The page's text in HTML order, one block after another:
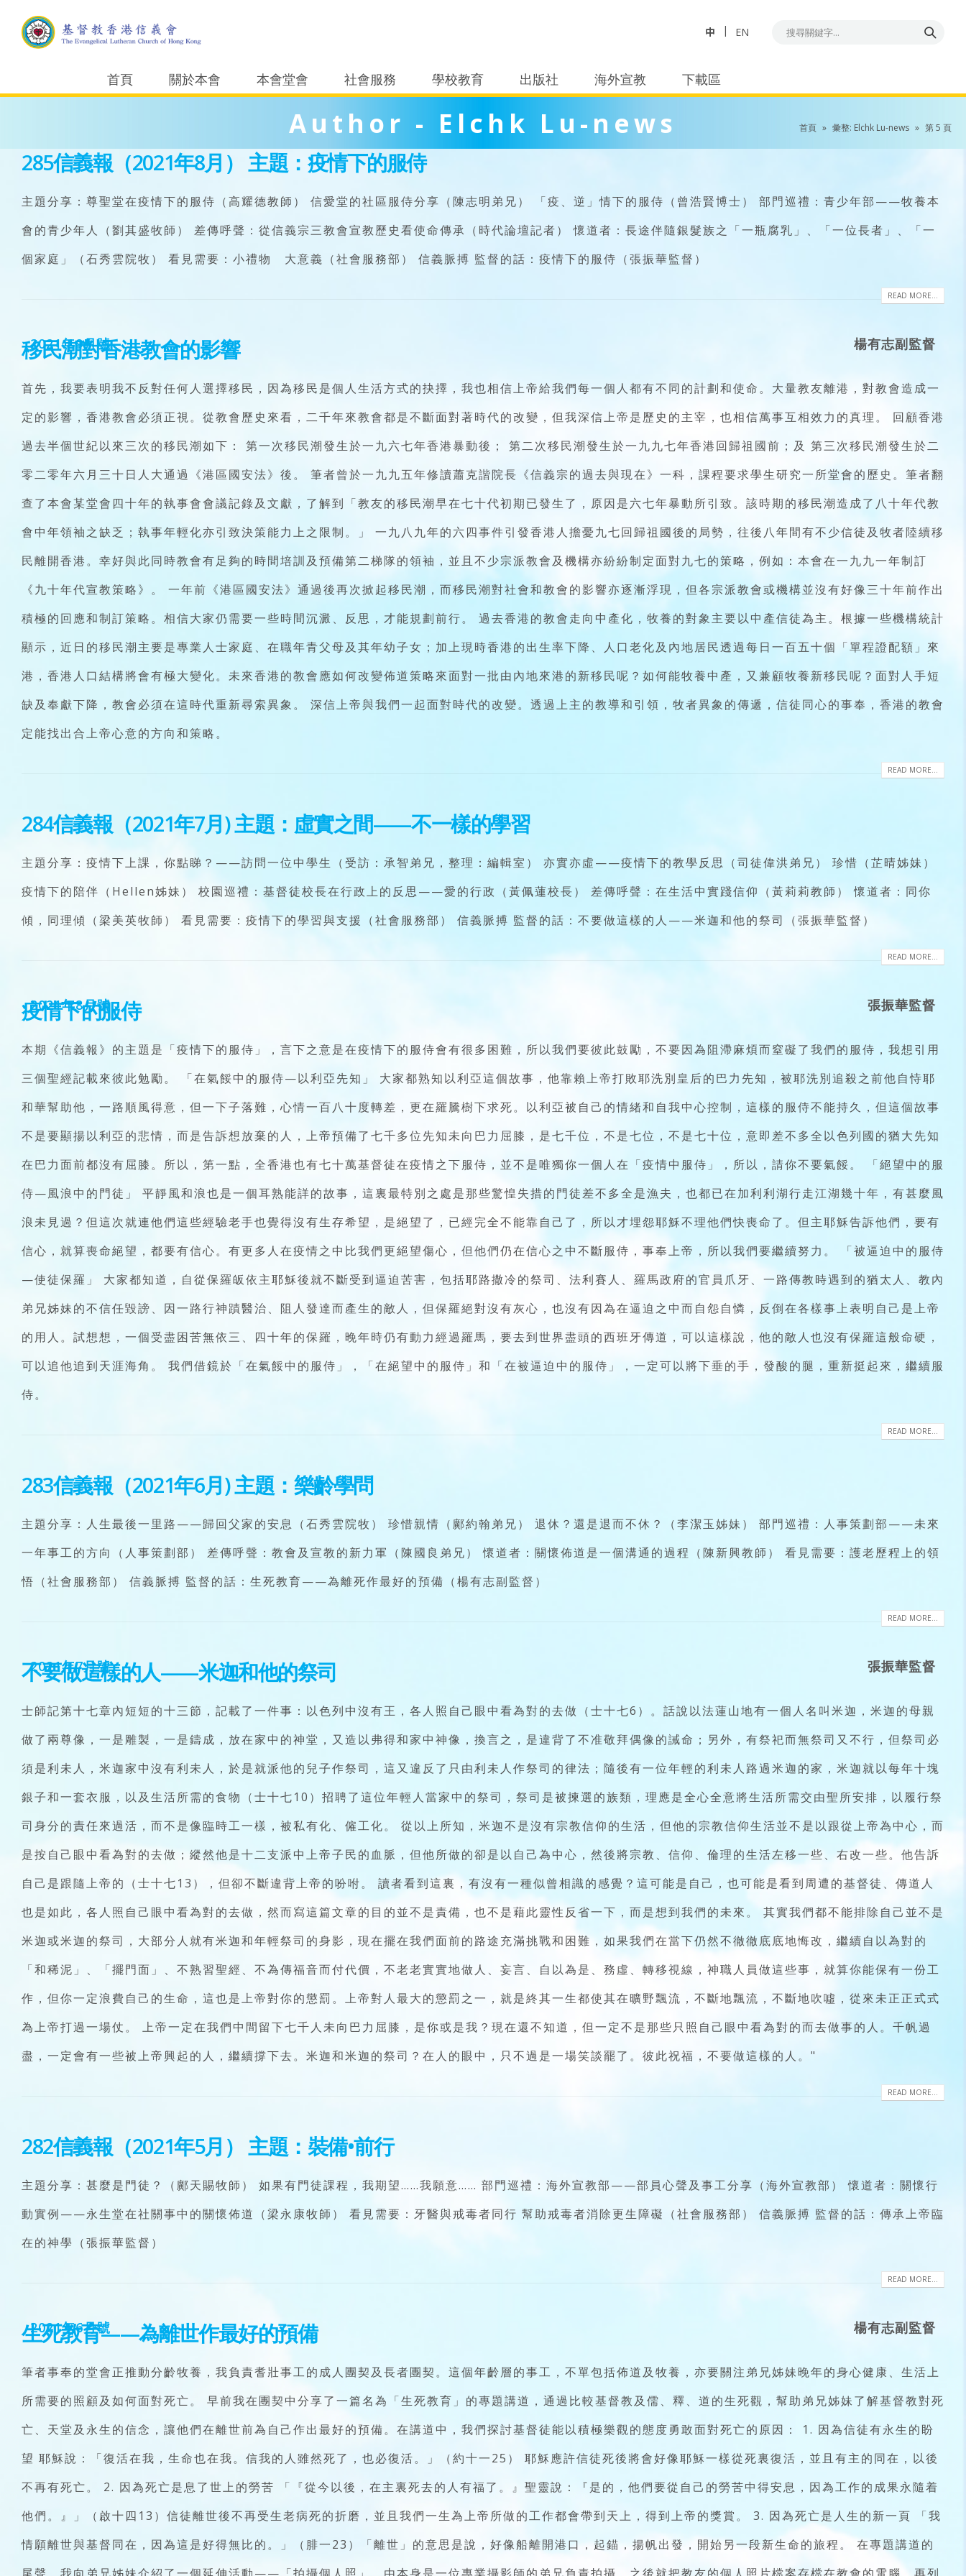
中 EN
首頁 關於本會 本會堂會 社會服務 學校教育 出版社 海外宣教 下載區
Author - Elchk Lu-news 首頁 » 彙整: Elchk Lu-news » 第 5 頁
285信義報（2021年8月） 主題：疫情下的服侍
主題分享：尊聖堂在疫情下的服侍（高耀德教師） 信愛堂的社區服侍分享（陳志明弟兄） 「疫、逆」情下的服侍（曾浩賢博士） 部門巡禮：青少年部——牧養本
會的青少年人（劉其盛牧師） 差傳呼聲：從信義宗三教會宣教歷史看使命傳承（時代論壇記者） 懷道者：長途伴隨銀髮族之「一瓶腐乳」、「一位長者」、「一
個家庭」（石秀雲院牧） 看見需要：小禮物 大意義（社會服務部） 信義脈搏 監督的話：疫情下的服侍（張振華監督）
READ MORE...
2021年9月號
移民潮對香港教會的影響 楊有志副監督
首先，我要表明我不反對任何人選擇移民，因為移民是個人生活方式的抉擇，我也相信上帝給我們每一個人都有不同的計劃和使命。大量教友離港，對教會造成一
定的影響，香港教會必須正視。從教會歷史來看，二千年來教會都是不斷面對著時代的改變，但我深信上帝是歷史的主宰，也相信萬事互相效力的真理。 回顧香港
過去半個世紀以來三次的移民潮如下： 第一次移民潮發生於一九六七年香港暴動後； 第二次移民潮發生於一九九七年香港回歸祖國前；及 第三次移民潮發生於二
零二零年六月三十日人大通過《港區國安法》後。 筆者曾於一九九五年修讀蕭克諧院長《信義宗的過去與現在》一科，課程要求學生研究一所堂會的歷史。筆者翻
查了本會某堂會四十年的執事會會議記錄及文獻，了解到「教友的移民潮早在七十代初期已發生了，原因是六七年暴動所引致。該時期的移民潮造成了八十年代教
會中年領袖之缺乏；執事年輕化亦引致決策能力上之限制。」 一九八九年的六四事件引發香港人擔憂九七回歸祖國後的局勢，往後八年間有不少信徒及牧者陸續移
民離開香港。幸好與此同時教會有足夠的時間培訓及預備第二梯隊的領袖，並且不少宗派教會及機構亦紛紛制定面對九七的策略，例如：本會在一九九一年制訂
《九十年代宣教策略》。 一年前《港區國安法》通過後再次掀起移民潮，而移民潮對社會和教會的影響亦逐漸浮現，但各宗派教會或機構並沒有好像三十年前作出
積極的回應和制訂策略。相信大家仍需要一些時間沉澱、反思，才能規劃前行。 過去香港的教會走向中產化，牧養的對象主要以中產信徒為主。根據一些機構統計
顯示，近日的移民潮主要是專業人士家庭、在職年青父母及其年幼子女；加上現時香港的出生率下降、人口老化及內地居民透過每日一百五十個「單程證配額」來
港，香港人口結構將會有極大變化。未來香港的教會應如何改變佈道策略來面對一批由內地來港的新移民呢？如何能牧養中產，又兼顧牧養新移民呢？面對人手短
缺及奉獻下降，教會必須在這時代重新尋索異象。 深信上帝與我們一起面對時代的改變。透過上主的教導和引領，牧者異象的傳遞，信徒同心的事奉，香港的教會
定能找出合上帝心意的方向和策略。
READ MORE...
284信義報（2021年7月)主題：虛實之間——不一樣的學習
主題分享：疫情下上課，你點睇？——訪問一位中學生（受訪：承智弟兄，整理：編輯室） 亦實亦虛——疫情下的教學反思（司徒偉洪弟兄） 珍惜（芷晴姊妹）
疫情下的陪伴（Hellen姊妹） 校園巡禮：基督徒校長在行政上的反思——愛的行政（黃佩蓮校長） 差傳呼聲：在生活中實踐信仰（黃莉莉教師） 懷道者：同你
傾，同理傾（梁美英牧師） 看見需要：疫情下的學習與支援（社會服務部） 信義脈搏 監督的話：不要做這樣的人——米迦和他的祭司（張振華監督）
READ MORE...
2021年8月號
疫情下的服侍 張振華監督
本期《信義報》的主題是「疫情下的服侍」，言下之意是在疫情下的服侍會有很多困難，所以我們要彼此鼓勵，不要因為阻滯麻煩而窒礙了我們的服侍，我想引用
三個聖經記載來彼此勉勵。 「在氣餒中的服侍—以利亞先知」 大家都熟知以利亞這個故事，他靠賴上帝打敗耶洗別皇后的巴力先知，被耶洗別追殺之前他自恃耶
和華幫助他，一路順風得意，但一下子落難，心情一百八十度轉差，更在羅騰樹下求死。以利亞被自己的情緒和自我中心控制，這樣的服侍不能持久，但這個故事
不是要顯揚以利亞的悲情，而是告訴想放棄的人，上帝預備了七千多位先知未向巴力屈膝，是七千位，不是七位，不是七十位，意即差不多全以色列國的猶大先知
在巴力面前都沒有屈膝。所以，第一點，全香港也有七十萬基督徒在疫情之下服侍，並不是唯獨你一個人在「疫情中服侍」，所以，請你不要氣餒。 「絕望中的服
侍—風浪中的門徒」 平靜風和浪也是一個耳熟能詳的故事，這裏最特別之處是那些驚惶失措的門徒差不多全是漁夫，也都已在加利利湖行走江湖幾十年，有甚麼風
浪未見過？但這次就連他們這些經驗老手也覺得沒有生存希望，是絕望了，已經完全不能靠自己了，所以才埋怨耶穌不理他們快喪命了。但主耶穌告訴他們，要有
信心，就算喪命絕望，都要有信心。有更多人在疫情之中比我們更絕望傷心，但他們仍在信心之中不斷服侍，事奉上帝，所以我們要繼續努力。 「被逼迫中的服侍
—使徒保羅」 大家都知道，自從保羅皈依主耶穌後就不斷受到逼迫苦害，包括耶路撒冷的祭司、法利賽人、羅馬政府的官員爪牙、一路傳教時遇到的猶太人、教內
弟兄姊妹的不信任毀謗、因一路行神蹟醫治、阻人發達而產生的敵人，但保羅絕對沒有灰心，也沒有因為在逼迫之中而自怨自憐，反倒在各樣事上表明自己是上帝
的用人。試想想，一個受盡困苦無依三、四十年的保羅，晚年時仍有動力經過羅馬，要去到世界盡頭的西班牙傳道，可以這樣說，他的敵人也沒有保羅這般命硬，
可以追他追到天涯海角。 我們借鏡於「在氣餒中的服侍」，「在絕望中的服侍」和「在被逼迫中的服侍」，一定可以將下垂的手，發酸的腿，重新挺起來，繼續服
侍。
READ MORE...
283信義報（2021年6月)主題：樂齡學問
主題分享：人生最後一里路——歸回父家的安息（石秀雲院牧） 珍惜親情（鄺約翰弟兄） 退休？還是退而不休？（李潔玉姊妹） 部門巡禮：人事策劃部——未來
一年事工的方向（人事策劃部） 差傳呼聲：教會及宣教的新力軍（陳國良弟兄） 懷道者：關懷佈道是一個溝通的過程（陳新興教師） 看見需要：護老歷程上的領
悟（社會服務部） 信義脈搏 監督的話：生死教育——為離死作最好的預備（楊有志副監督）
READ MORE...
2021年7月號
不要做這樣的人——米迦和他的祭司 張振華監督
士師記第十七章內短短的十三節，記載了一件事：以色列中沒有王，各人照自己眼中看為對的去做（士十七6）。話說以法蓮山地有一個人名叫米迦，米迦的母親
做了兩尊像，一是雕製，一是鑄成，放在家中的神堂，又造以弗得和家中神像，換言之，是違背了不准敬拜偶像的誡命；另外，有祭祀而無祭司又不行，但祭司必
須是利未人，米迦家中沒有利未人，於是就派他的兒子作祭司，這又違反了只由利未人作祭司的律法；隨後有一位年輕的利未人路過米迦的家，米迦就以每年十塊
銀子和一套衣服，以及生活所需的食物（士十七10）招聘了這位年輕人當家中的祭司，祭司是被揀選的族類，理應是全心全意將生活所需交由聖所安排，以履行祭
司身分的責任來過活，而不是像臨時工一樣，被私有化、僱工化。 從以上所知，米迦不是沒有宗教信仰的生活，但他的宗教信仰生活並不是以跟從上帝為中心，而
是按自己眼中看為對的去做；縱然他是十二支派中上帝子民的血脈，但他所做的卻是以自己為中心，然後將宗教、信仰、倫理的生活左移一些、右改一些。他告訴
自己是跟隨上帝的（士十七13），但卻不斷違背上帝的吩咐。 讀者看到這裏，有沒有一種似曾相識的感覺？這可能是自己，也可能是看到周遭的基督徒、傳道人
也是如此，各人照自己眼中看為對的去做，然而寫這篇文章的目的並不是責備，也不是藉此靈性反省一下，而是想到我們的未來。 其實我們都不能排除自己並不是
米迦或米迦的祭司，大部分人就有米迦和年輕祭司的身影，現在擺在我們面前的路途充滿挑戰和困難，如果我們在當下仍然不徹徹底底地悔改，繼續自以為對的
「和稀泥」、「擺門面」、不熟習聖經、不為傳福音而付代價，不老老實實地做人、妄言、自以為是、務虛、轉移視線，神職人員做這些事，就算你能保有一份工
作，但你一定浪費自己的生命，這也是上帝對你的懲罰。上帝對人最大的懲罰之一，就是終其一生都使其在曠野飄流，不斷地飄流，不斷地吹噓，從來未正正式式
為上帝打過一場仗。 上帝一定在我們中間留下七千人未向巴力屈膝，是你或是我？現在還不知道，但一定不是那些只照自己眼中看為對的而去做事的人。千帆過
盡，一定會有一些被上帝興起的人，繼續撐下去。米迦和米迦的祭司？在人的眼中，只不過是一場笑談罷了。彼此祝福，不要做這樣的人。"
READ MORE...
282信義報（2021年5月） 主題：裝備•前行
主題分享：甚麼是門徒？（鄺天賜牧師） 如果有門徒課程，我期望……我願意…… 部門巡禮：海外宣教部——部員心聲及事工分享（海外宣教部） 懷道者：關懷行
動實例——永生堂在社關事中的關懷佈道（梁永康牧師） 看見需要：牙醫與戒毒者同行 幫助戒毒者消除更生障礙（社會服務部） 信義脈搏 監督的話：傳承上帝臨
在的神學（張振華監督）
READ MORE...
2021年6月號
生死教育——為離世作最好的預備 楊有志副監督
筆者事奉的堂會正推動分齡牧養，我負責耆壯事工的成人團契及長者團契。這個年齡層的事工，不單包括佈道及牧養，亦要關注弟兄姊妹晚年的身心健康、生活上
所需要的照顧及如何面對死亡。 早前我在團契中分享了一篇名為「生死教育」的專題講道，通過比較基督教及儒、釋、道的生死觀，幫助弟兄姊妹了解基督教對死
亡、天堂及永生的信念，讓他們在離世前為自己作出最好的預備。在講道中，我們探討基督徒能以積極樂觀的態度勇敢面對死亡的原因： 1. 因為信徒有永生的盼
望 耶穌說：「復活在我，生命也在我。信我的人雖然死了，也必復活。」（約十一25） 耶穌應許信徒死後將會好像耶穌一樣從死裏復活，並且有主的同在，以後
不再有死亡。 2. 因為死亡是息了世上的勞苦 「『從今以後，在主裏死去的人有福了。』聖靈說：『是的，他們要從自己的勞苦中得安息，因為工作的成果永隨着
他們。』」（啟十四13）信徒離世後不再受生老病死的折磨，並且我們一生為上帝所做的工作都會帶到天上，得到上帝的獎賞。 3. 因為死亡是人生的新一頁 「我
情願離世與基督同在，因為這是好得無比的。」（腓一23）「離世」的意思是說，好像船離開港口，起錨，揚帆出發，開始另一段新生命的旅程。 在專題講道的